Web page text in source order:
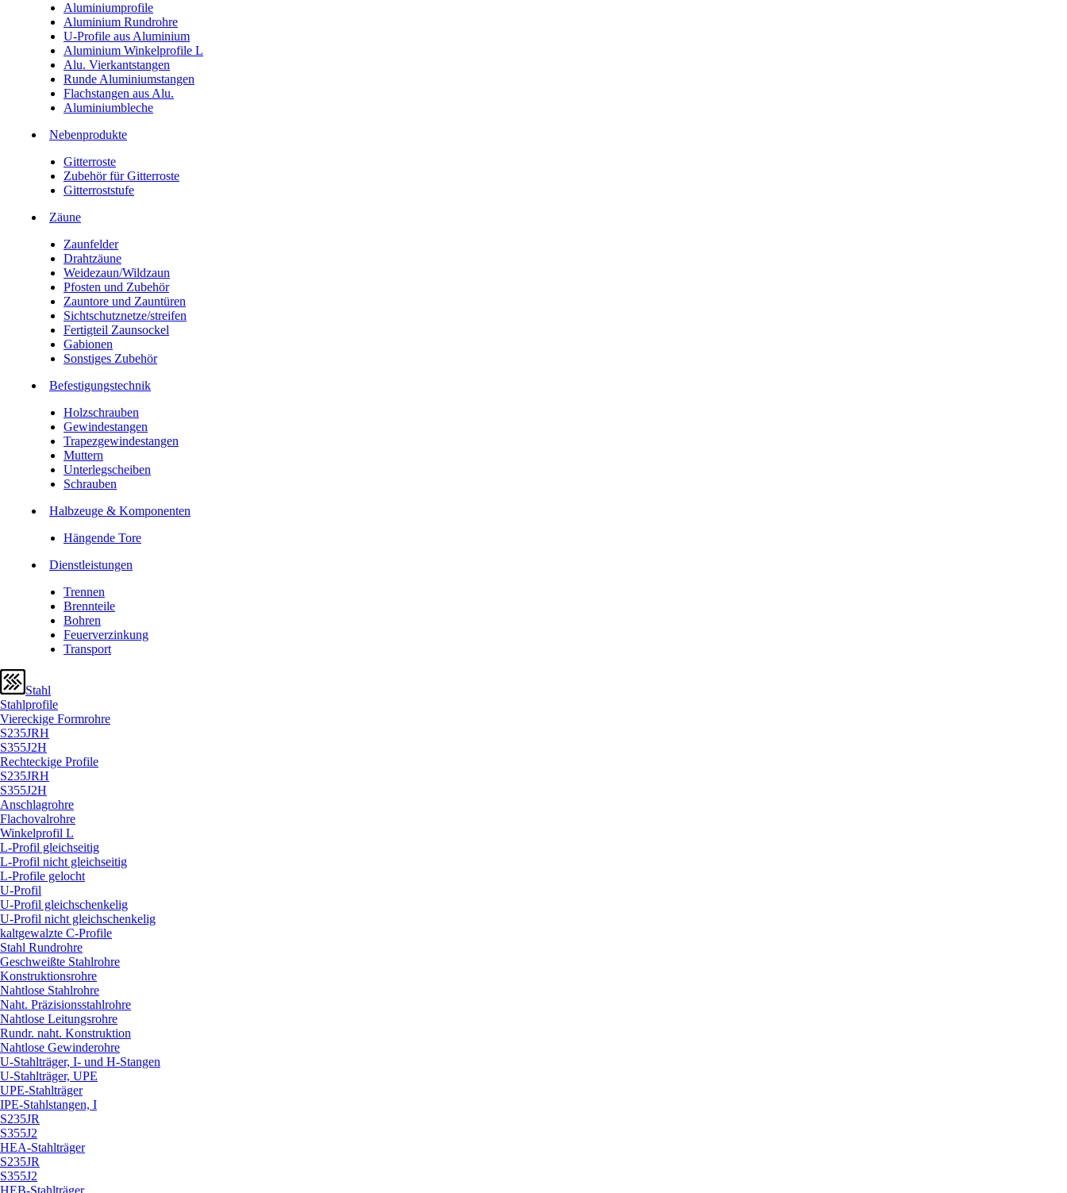
Aluminiumprofile
Aluminium Rundrohre
U-Profile aus Aluminium
Aluminium Winkelprofile L
Alu. Vierkantstangen
Runde Aluminiumstangen
Flachstangen aus Alu.
Aluminiumbleche
Nebenprodukte
Gitterroste
Zubehör für Gitterroste
Gitterroststufe
Zäune
Zaunfelder
Drahtzäune
Weidezaun/Wildzaun
Pfosten und Zubehör
Zauntore und Zauntüren
Sichtschutznetze/streifen
Fertigteil Zaunsockel
Gabionen
Sonstiges Zubehör
Befesti­gungstechnik
Holzschrauben
Gewindestangen
Trapezgewindestangen
Muttern
Unterlegscheiben
Schrauben
Halbzeuge & Komponenten
Hängende Tore
Dienstleistungen
Trennen
Brennteile
Bohren
Feuerverzinkung
Transport
Stahl
Stahlprofile
Viereckige Formrohre
S235JRH
S355J2H
Rechteckige Profile
S235JRH
S355J2H
Anschlagrohre
Flachovalrohre
Winkelprofil L
L-Profil gleichseitig
L-Profil nicht gleichseitig
L-Profile gelocht
U-Profil
U-Profil gleichschenkelig
U-Profil nicht gleichschenkelig
kaltgewalzte C-Profile
Stahl Rundrohre
Geschweißte Stahlrohre
Konstruktionsrohre
Nahtlose Stahlrohre
Naht. Präzisionsstahlrohre
Nahtlose Leitungsrohre
Rundr. naht. Konstruktion
Nahtlose Gewinderohre
U-Stahlträger, I- und H-Stangen
U-Stahlträger, UPE
UPE-Stahlträger
IPE-Stahlstangen, I
S235JR
S355J2
HEA-Stahlträger
S235JR
S355J2
HEB-Stahlträger